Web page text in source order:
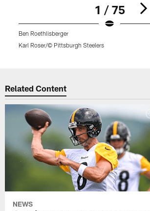
1 / 75
Ben Roethlisberger
Karl Roser/© Pittsburgh Steelers
Related Content
NEWS